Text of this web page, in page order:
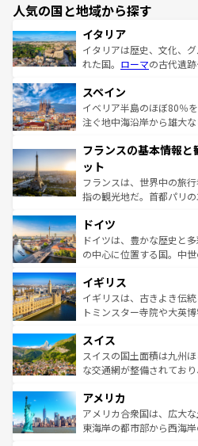
人気の国と地域から探す
イタリア
イタリアは歴史、文化、
れた国。 ローマの古代遺
ろん、トスカーナの美し
景など、自然景観も見逃
ピザやパスタなど、絶品
ませてくれるイタリアで
なお、新着のイタリア情報
しい。
スペイン
イベリア半島のほぼ80％
注ぐ地中海沿岸から雄大
文化が根付くこの国では
れる闘牛、そして美味し
る。首都マドリードの洗
アートに溢れた街角から
せる。地方によって風土
ンテンツ一覧を参照して
フランスの基本情報
ット
フランスは、世界中の旅
指の観光地だ。首都パリ
で、幅広い魅力が詰まっ
聖堂、美しいビーチ、そ
から魅了する。また、フ
いる。シャンパンの発祥
香り高いラベンダー畑な
らに、パリ以外の地域に
れる地方に足を運ぶとそ
きるだろう。 なお
を参照してほしい。
ドイツ
ドイツは、豊かな歴史と
の中心に位置する国。中
顔を持つこの国は、どこ
ルリンの文化的活気、バ
してライン川沿いのワイ
は、お酒好きな人にはぜひ体験し
ドイツ情報はコンテンツ
イギリス
イギリスは、古きよき伝
トミンスター寺院や大英
リアごとに異なる魅力が
ティー、ビール好きには
戦など、本場だからこそ
ンツ一覧を参照してほしい
スイス
スイスの国土面積は九州
な交通網が整備されてお
の建物がそのまま残る町
博物館もあり、アルプス
ことができる。国民の所
アメリカ
アメリカ合衆国は、広大
東海岸の都市部から西海